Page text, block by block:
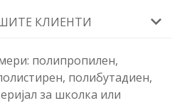
КЛИЕНТИ
полипропилен,
полибутадиен,
за школка или